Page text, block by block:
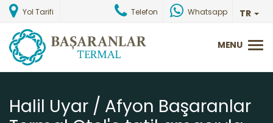
Yol Tarifi Telefon Whatsapp TR
Halil Uyar / Afyon Başaranlar